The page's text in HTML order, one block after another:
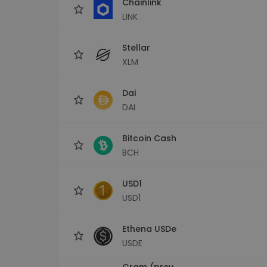
LINK
Stellar
XLM
Dai
DAI
Bitcoin Cash
BCH
USD1
USD1
Ethena USDe
USDE